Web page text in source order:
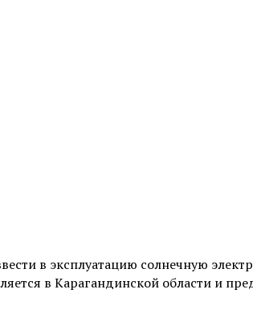
в эксплуатацию солнечную
в Карагандинской области и